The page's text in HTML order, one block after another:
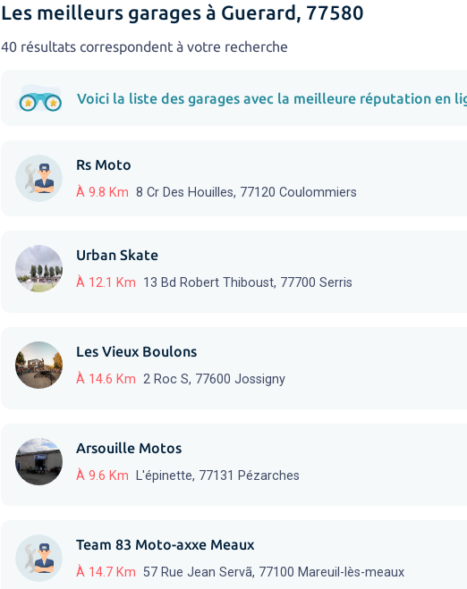
Les meilleurs garages à Guerard, 77580
40 résultats correspondent à votre recherche
Voici la liste des garages avec la meilleure réputation en
Rs Moto
À 9.8 Km 8 Cr Des Houilles, 77120 Coulommiers
Urban Skate
À 12.1 Km 13 Bd Robert Thiboust, 77700 Serris
Les Vieux Boulons
À 14.6 Km 2 Roc S, 77600 Jossigny
Arsouille Motos
À 9.6 Km L'épinette, 77131 Pézarches
Team 83 Moto-axxe Meaux
À 14.7 Km 57 Rue Jean Servã, 77100 Mareuil-lès-meaux